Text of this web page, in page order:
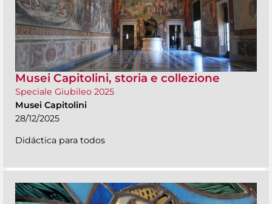
Musei Capitolini, storia e collezione
Speciale Giubileo 2025
Musei Capitolini
28/12/2025
Didáctica para todos